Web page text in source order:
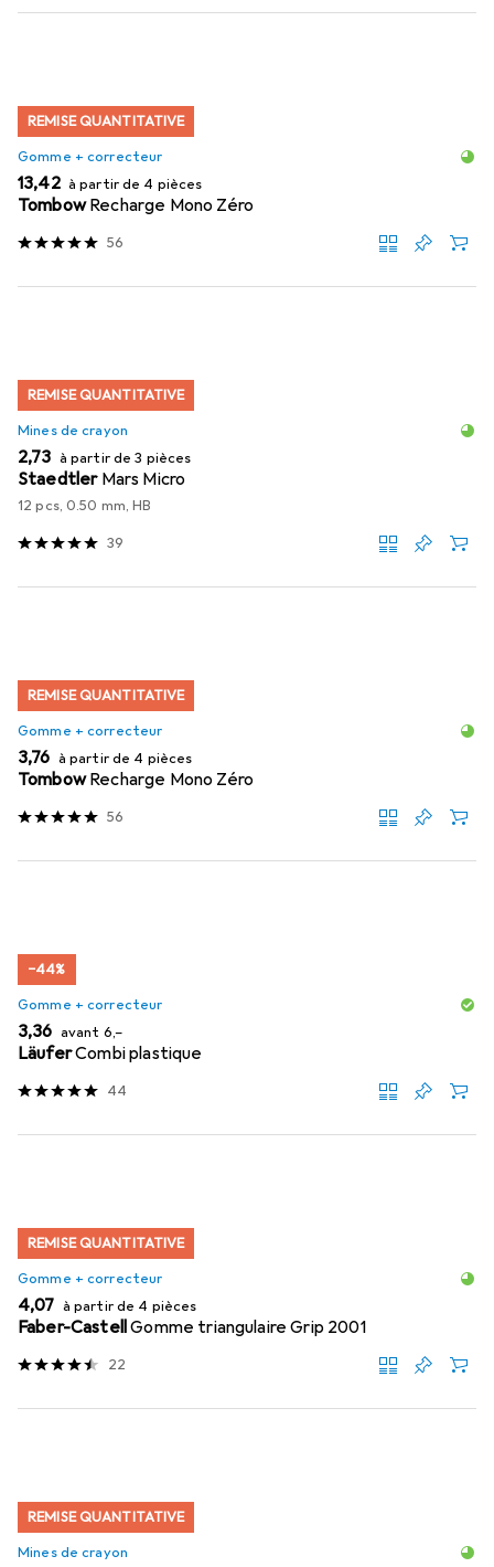
REMISE QUANTITATIVE
Gomme + correcteur
EUR
13,42 à partir de 4 pièces
Tombow Recharge Mono Zéro
56
REMISE QUANTITATIVE
Mines de crayon
EUR
2,73 à partir de 3 pièces
Staedtler Mars Micro
12 pcs, 0.50 mm, HB
39
REMISE QUANTITATIVE
Gomme + correcteur
EUR
3,76 à partir de 4 pièces
Tombow Recharge Mono Zéro
56
−44%
Gomme + correcteur
EUR
3,36 avant EUR
6,–
LäuferCombi plastique
44
REMISE QUANTITATIVE
Gomme + correcteur
EUR
4,07 à partir de 4 pièces
Faber-CastellGomme triangulaire Grip 2001
22
REMISE QUANTITATIVE
Mines de crayon